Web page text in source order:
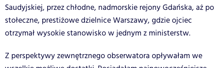
Saudyjskiej, przez chłodne, nadmorskie rejony Gdańska, aż po
stołeczne, prestiżowe dzielnice Warszawy, gdzie ojciec
otrzymał wysokie stanowisko w jednym z ministerstw.
Z perspektywy zewnętrznego obserwatora opływałam we